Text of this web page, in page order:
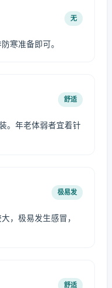
无
寒准备即可。
舒适
。年老体弱者宜着针
极易发
，极易发生感冒，
舒适